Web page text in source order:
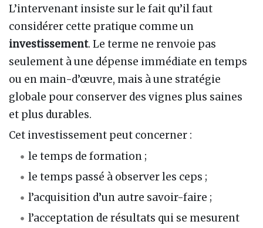
L’intervenant insiste sur le fait qu’il faut
considérer cette pratique comme un
investissement. Le terme ne renvoie pas
seulement à une dépense immédiate en temps
ou en main-d’œuvre, mais à une stratégie
globale pour conserver des vignes plus saines
et plus durables.
Cet investissement peut concerner :
le temps de formation ;
le temps passé à observer les ceps ;
l’acquisition d’un autre savoir-faire ;
l’acceptation de résultats qui se mesurent